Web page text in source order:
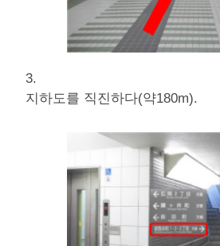
3.
지하도를 직진하다(약180m).